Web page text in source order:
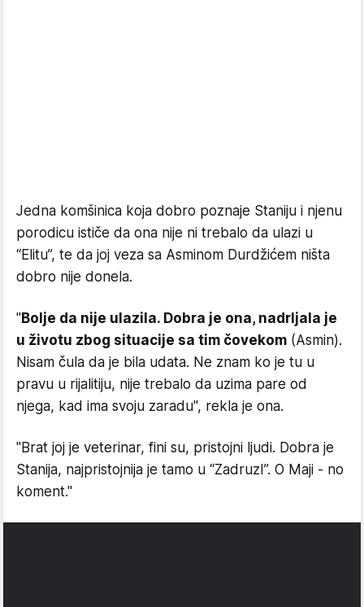
Jedna komšinica koja dobro poznaje Staniju i njenu
porodicu ističe da ona nije ni trebalo da ulazi u
“Elitu”, te da joj veza sa Asminom Durdžićem ništa
dobro nije donela.
"Bolje da nije ulazila. Dobra je ona, nadrljala je
u životu zbog situacije sa tim čovekom (Asmin).
Nisam čula da je bila udata. Ne znam ko je tu u
pravu u rijalitiju, nije trebalo da uzima pare od
njega, kad ima svoju zaradu", rekla je ona.
"Brat joj je veterinar, fini su, pristojni ljudi. Dobra je
Stanija, najpristojnija je tamo u “ZadruzI”. O Maji - no
koment."